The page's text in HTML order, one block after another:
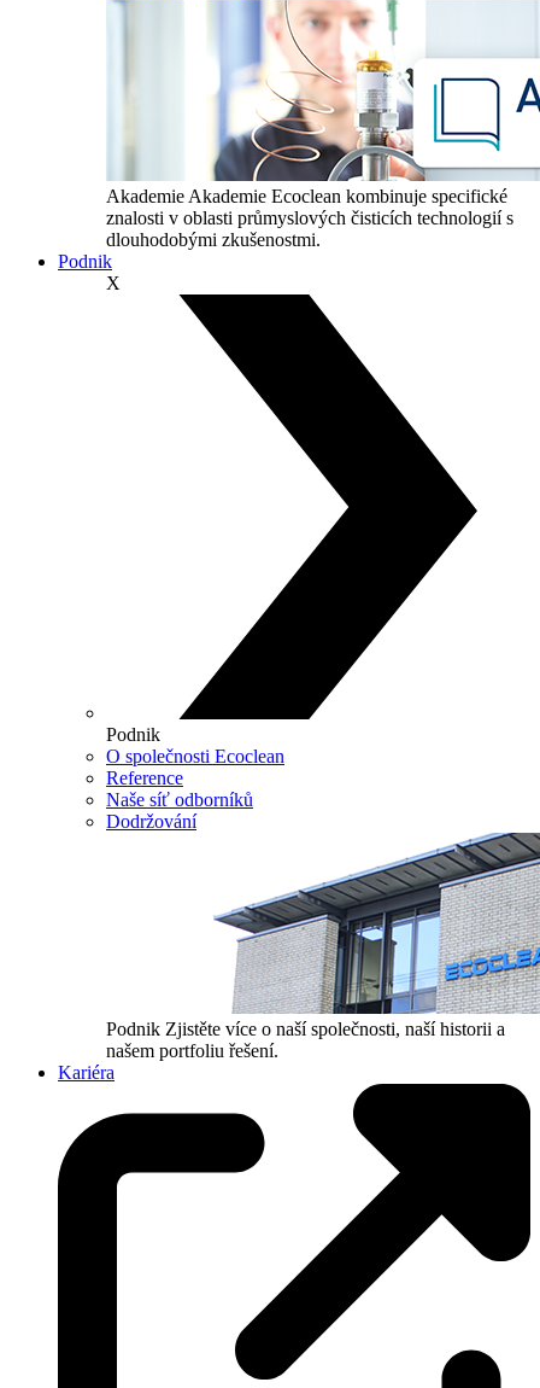
Akademie Akademie Ecoclean kombinuje specifické
znalosti v oblasti průmyslových čisticích technologií s
dlouhodobými zkušenostmi.
Podnik
X
Podnik
O společnosti Ecoclean
Reference
Naše síť odborníků
Dodržování
Podnik Zjistěte více o naší společnosti, naší historii a
našem portfoliu řešení.
Kariéra